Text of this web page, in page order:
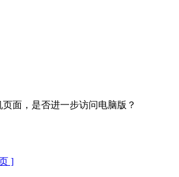
面，是否进一步访问电脑版？
]